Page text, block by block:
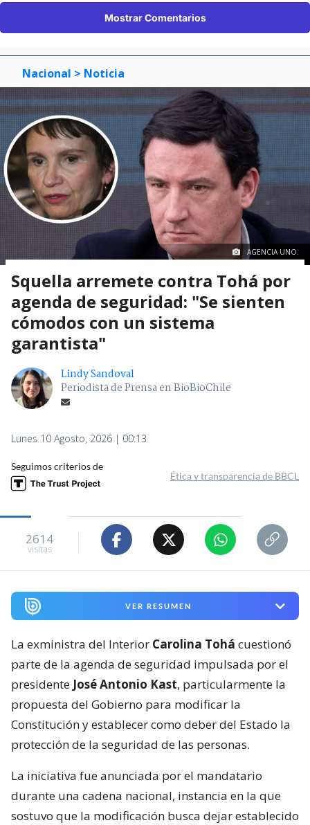
Mostrar Comentarios
Nacional > Noticia
AGENCIA UNO.
Squella arremete contra Tohá por
agenda de seguridad: "Se sienten
cómodos con un sistema
garantista"
Lindy Sandoval
Periodista de Prensa en BioBioChile
Lunes 10 Agosto, 2026 | 00:13
Seguimos criterios de
Ética y transparencia de BBCL
2614
visitas
VER RESUMEN
La exministra del Interior Carolina Tohá cuestionó
parte de la agenda de seguridad impulsada por el
presidente José Antonio Kast, particularmente la
propuesta del Gobierno para modificar la
Constitución y establecer como deber del Estado la
protección de la seguridad de las personas.
La iniciativa fue anunciada por el mandatario
durante una cadena nacional, instancia en la que
sostuvo que la modificación busca dejar establecido